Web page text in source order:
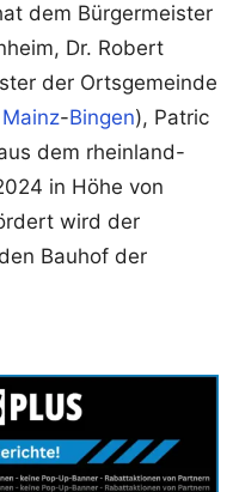
dem Bürgermeister
Dr. Robert
der Ortsgemeinde
Mainz-Bingen), Patric
dem rheinland-
in Höhe von
wird der
Bauhof der